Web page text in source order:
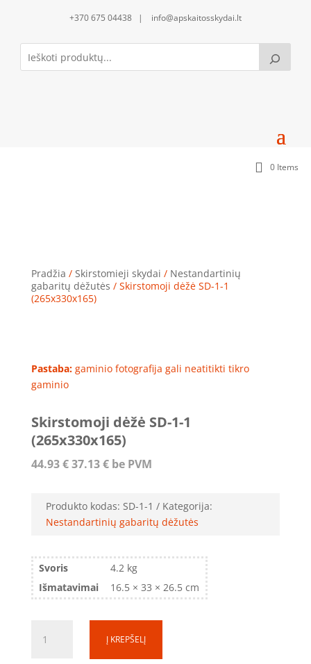
+370 675 04438 | info@apskaitosskydai.lt
0 Items
Pradžia / Skirstomieji skydai / Nestandartinių
gabaritų dėžutės / Skirstomoji dėžė SD-1-1
(265x330x165)
Pastaba:gaminio fotografija gali neatitikti tikro
gaminio
Skirstomoji dėžė SD-1-1
(265x330x165)
44.93€37.13€be PVM
Produkto kodas: SD-1-1
Kategorija:
Nestandartinių gabaritų dėžutės
Svoris
4.2 kg
Išmatavimai
16.5 × 33 × 26.5 cm
kiekis:
Į KREPŠELĮ